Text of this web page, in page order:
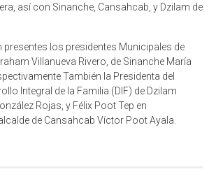
así con Sinanche, Cansahcab, y Dzilam de
presentes los presidentes Municipales de
Villanueva Rivero, de Sinanche María
También la Presidenta del
Integral de la Familia (DIF) de Dzilam
Rojas, y Félix Poot Tep en
de Cansahcab Víctor Poot Ayala.